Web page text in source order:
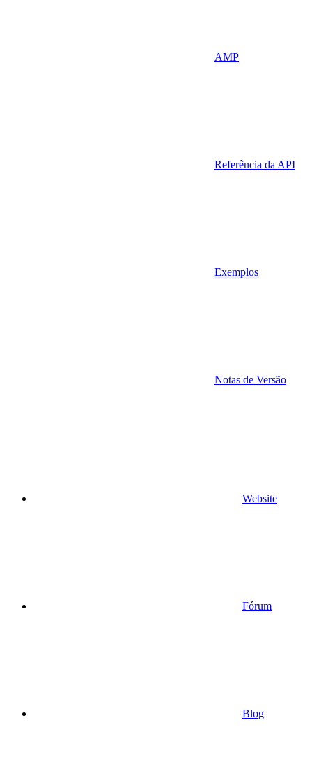
AMP
Referência da API
Exemplos
Notas de Versão
Website
Fórum
Blog